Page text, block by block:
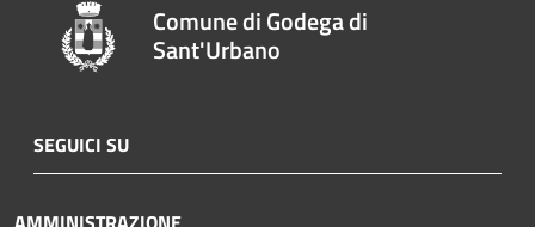
Comune di Godega di
Sant'Urbano
SEGUICI SU